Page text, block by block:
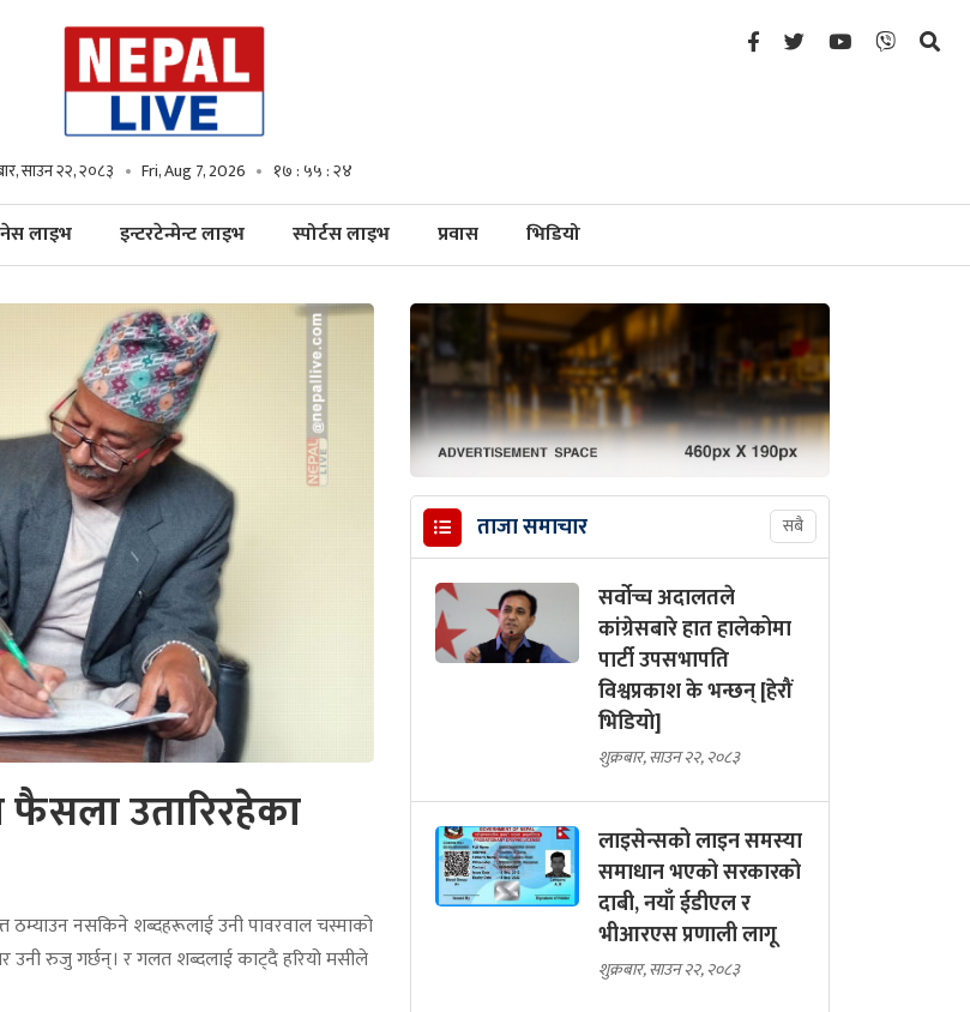
साउन २२, २०८३ Fri, Aug 7, 2026 १७ : ५५ : २५
लाइभ इन्टरटेन्मेन्ट लाइभ स्पोर्टस लाइभ प्रवास भिडियो
फैसला उतारिरहेका
ठम्याउन नसकिने शब्दहरूलाई उनी पावरवाल चस्माको
उनी रुजु गर्छन्। र गलत शब्दलाई काट्दै हरियो मसीले
ताजा समाचार सबै
सर्वोच्च अदालतले
कांग्रेसबारे हात हालेकोमा
पार्टी उपसभापति
विश्वप्रकाश के भन्छन् [हेरौं
भिडियो]
शुक्रबार, साउन २२, २०८३
लाइसेन्सको लाइन समस्या
समाधान भएको सरकारको
दाबी, नयाँ ईडीएल र
भीआरएस प्रणाली लागू
शुक्रबार, साउन २२, २०८३